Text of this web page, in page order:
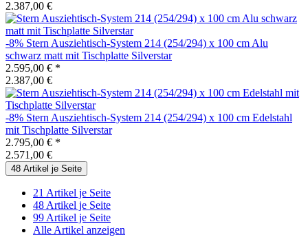
2.387,00 €
-8% Stern Ausziehtisch-System 214 (254/294) x 100 cm Alu
schwarz matt mit Tischplatte Silverstar
2.595,00 € *
2.387,00 €
-8% Stern Ausziehtisch-System 214 (254/294) x 100 cm Edelstahl
mit Tischplatte Silverstar
2.795,00 € *
2.571,00 €
48 Artikel je Seite
21 Artikel je Seite
48 Artikel je Seite
99 Artikel je Seite
Alle Artikel anzeigen